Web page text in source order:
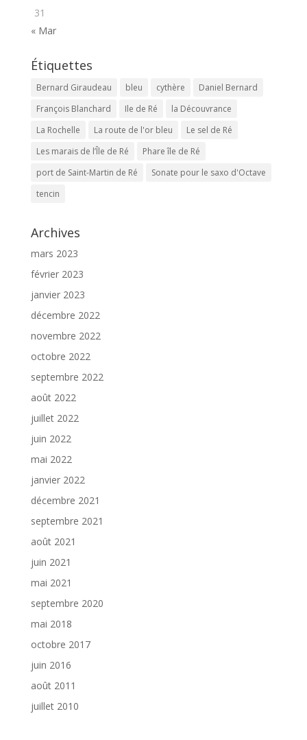
31
« Mar
Étiquettes
Bernard Giraudeau bleu cythère
Daniel Bernard
François Blanchard
Ile de Ré
la Découvrance
La Rochelle
La route de l'or bleu
Le sel de Ré
Les marais de l’Île de Ré
Phare île de Ré
port de Saint-Martin de Ré
Sonate pour le saxo d'Octave
tencin
Archives
mars 2023
février 2023
janvier 2023
décembre 2022
novembre 2022
octobre 2022
septembre 2022
août 2022
juillet 2022
juin 2022
mai 2022
janvier 2022
décembre 2021
septembre 2021
août 2021
juin 2021
mai 2021
septembre 2020
mai 2018
octobre 2017
juin 2016
août 2011
juillet 2010